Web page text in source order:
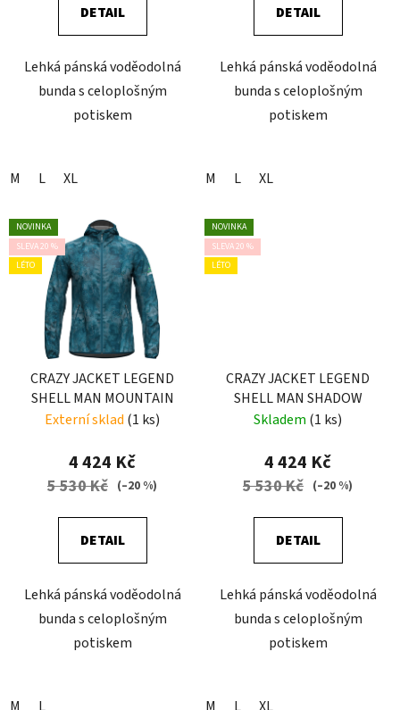
DETAIL
Lehká pánská voděodolná
bunda s celoplošným
potiskem
M L XL
DETAIL
Lehká pánská voděodolná
bunda s celoplošným
potiskem
M L XL
NOVINKA
SLEVA 20 %
LÉTO
CRAZY JACKET LEGEND
SHELL MAN MOUNTAIN
Externí sklad (1 ks)
4 424 Kč
5 530 Kč (–20 %)
DETAIL
Lehká pánská voděodolná
bunda s celoplošným
potiskem
NOVINKA
SLEVA 20 %
LÉTO
CRAZY JACKET LEGEND
SHELL MAN SHADOW
Skladem (1 ks)
4 424 Kč
5 530 Kč (–20 %)
DETAIL
Lehká pánská voděodolná
bunda s celoplošným
potiskem